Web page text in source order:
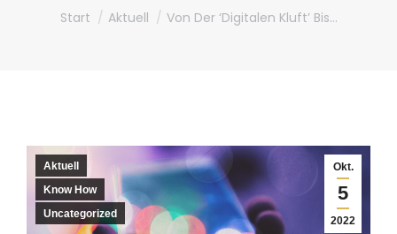
Sie befinden sich hier:
Start Aktuell Von Der ‘Digitalen Kluft’ Bis…
Okt.
5
2022
Aktuell
Know How
Uncategorized